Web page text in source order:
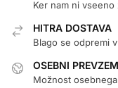
Ker nam ni
HITRA DOSTAVA
Blago se odpremi
OSEBNI PREVZEM
Možnost